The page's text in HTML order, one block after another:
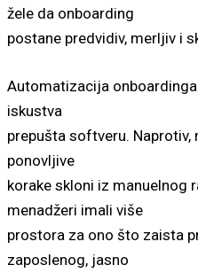
žele da onboarding
postane predvidiv, merljiv i
Automatizacija
iskustva
prepušta softveru. Naprotiv,
ponovljive
korake skloni iz manuelnog
menadžeri imali više
prostora za ono što zaista
zaposlenog, jasno